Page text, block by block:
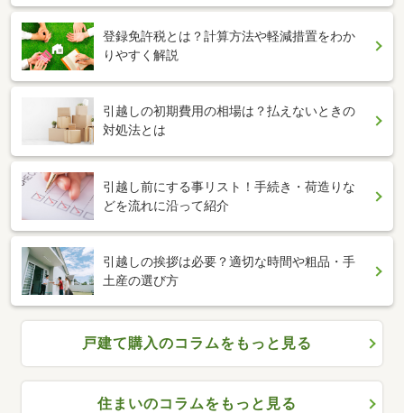
登録免許税とは？計算方法や軽減措置をわか
りやすく解説
引越しの初期費用の相場は？払えないときの
対処法とは
引越し前にする事リスト！手続き・荷造りな
どを流れに沿って紹介
引越しの挨拶は必要？適切な時間や粗品・手
土産の選び方
戸建て購入のコラムをもっと見る
住まいのコラムをもっと見る